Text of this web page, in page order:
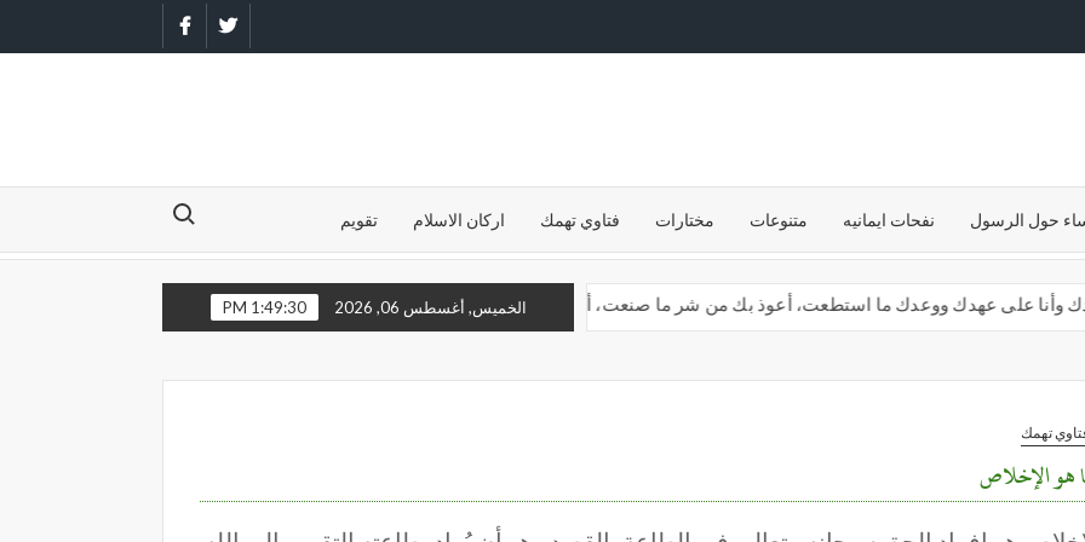
FacebookTwitter
حول الرسول نفحات ايمانيه متنوعات مختارات فتاوي تهمك اركان الاسلام تقويم
Search for:
على عهدك ووعدك ما استطعت، أعوذ بك من شر ما صنعت، أبوء لك بنعمتك علي وأبوء بذنبي فاغفر لي فإنه لا يغفر الذنوب إلا أنت
الخميس, أغسطس 06, 2026 1:49:31 PM
تهمك
هو الإخلاص